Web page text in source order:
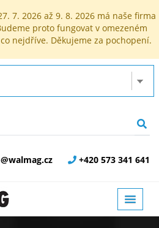
7. 2026 až 9. 8. 2026 má naše firma
proto fungovat v omezeném
nejdříve. Děkujeme za pochopení.
+420 573 341 641